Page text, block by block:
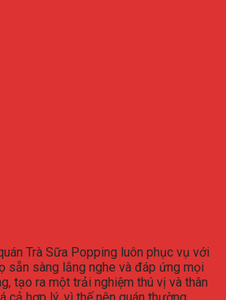
Trà Sữa Popping luôn phục vụ với
sẵn sàng lắng nghe và đáp ứng mọi
tạo ra một trải nghiệm thú vị và thân